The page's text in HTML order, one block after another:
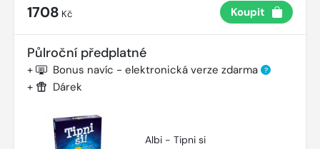
1708 Kč Koupit
Půlroční předplatné
+ Bonus navíc - elektronická verze zdarma ?
+ Dárek
Albi - Tipni si